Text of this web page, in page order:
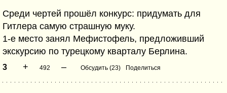
Среди чертей прошёл конкурс: придумать для
Гитлера самую страшную муку.
1-е место занял Мефистофель, предложивший
экскурсию по турецкому кварталу Берлина.
3 + 492 – Обсудить (23) Поделиться